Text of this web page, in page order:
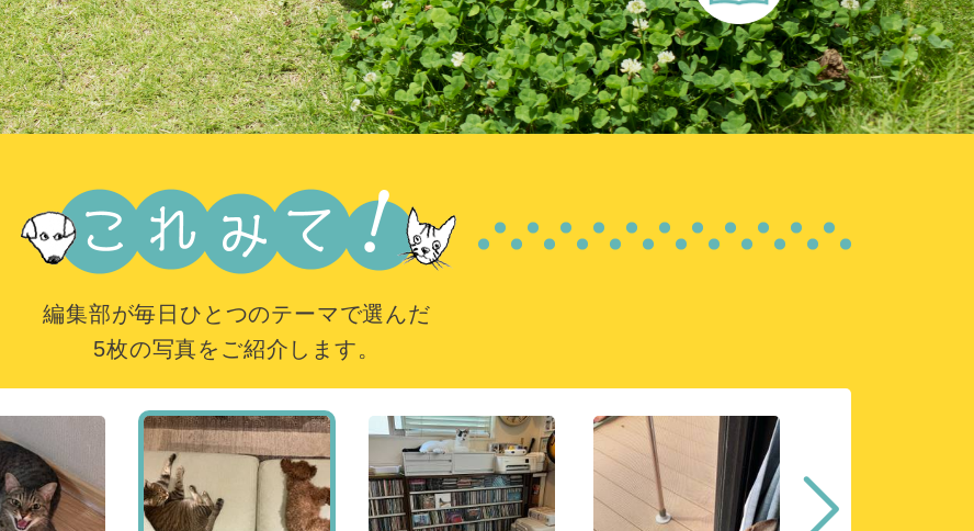
編集部が毎日ひとつのテーマで選んだ
5枚の写真をご紹介します。